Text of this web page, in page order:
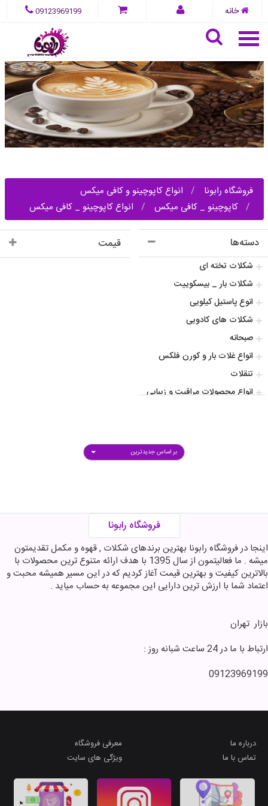
خانه 09123969199
فروشگاه رابونا
انواع کاپوچینو و کافی میکس
کاپوچینو _ کافی میکس
انواع کاپوچینو _ کافی میکس
دسته‌ها
شکلات تخته ای
شکلات بار _ بیسکوییت
انوع پاستیل کیلویی
شکلات های کادویی
صبحانه
انواع غلات بار و کورن فلکس
تنقلات
انواع محصولات مراقبت و زیبایی
افزودنی و طعم دهنده ها
شکلات پروتیینی ورزشی
محصولات پروتیینی ورزشی
انواع پاستیل
فروش عمده
انواع عروسک و اکشن فیگور
غذایی
قهوه
پک های کادویی
مارشمالو
مجله خوشمزه رابونا
انواع ماشین و ماکت
قیمت
بر اساس جدیدترین
فروشگاه رابونا
اینجا در فروشگاه رابونا بهترین برندهای شکلات , قهوه و مکمل تقدیمتون
میشه . ما فعالیتمون از سال 1395 با هدف ارائه متنوع ترین محصولات با
بالاترین کیفیت و بهترین قیمت آغاز کردیم که در این مسیر همیشه محبت و
اعتماد شما با ارزش ترین دارایی این مجموعه به حساب میاید .
بازار ‌ تهران
ارتباط با ما در 24 ساعت شبانه روز :
09123969199
درباره ما
تماس با ما
معرفی فروشگاه
ویژگی های سایت